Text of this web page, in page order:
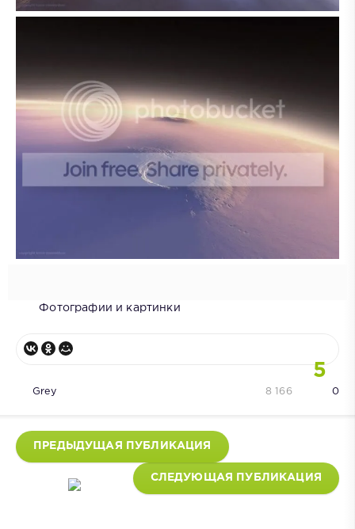
Фотографии и картинки
5
Grey 0
8 166
ПРЕДЫДУЩАЯ ПУБЛИКАЦИЯ
СЛЕДУЮЩАЯ ПУБЛИКАЦИЯ